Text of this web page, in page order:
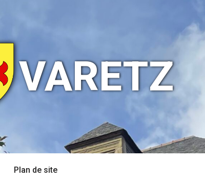
VARETZ
Plan de site